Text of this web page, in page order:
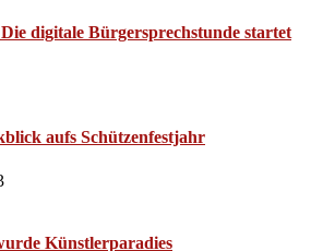
digitale Bürgersprechstunde startet
aufs Schützenfestjahr
Künstlerparadies